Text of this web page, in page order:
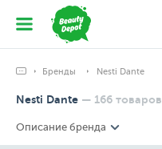
Бренды Nesti Dante
Nesti Dante — 166 товаров
Описание бренда